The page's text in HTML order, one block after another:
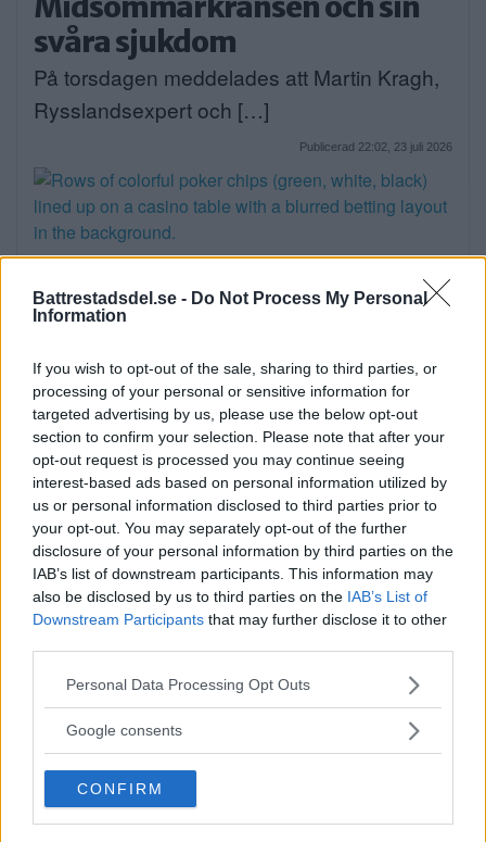
Battrestadsdel.se - Do Not Process My Personal
Information
If you wish to opt-out of the sale, sharing to third parties, or
processing of your personal or sensitive information for
targeted advertising by us, please use the below opt-out
section to confirm your selection. Please note that after your
opt-out request is processed you may continue seeing
interest-based ads based on personal information utilized by
us or personal information disclosed to third parties prior to
your opt-out. You may separately opt-out of the further
disclosure of your personal information by third parties on the
IAB’s list of downstream participants. This information may
also be disclosed by us to third parties on the IAB’s List of
Downstream Participants that may further disclose it to other
Please note that this website/app uses one or more Google
not limited to your visit or usage behaviour. You may click to
use your data for below specified purposes in below Google
consent section.
Personal Data Processing Opt Outs
Google consents
CONFIRM
svåra sjukdom
På torsdagen meddelades att Martin Kragh,
Rysslandsexpert och […]
Publicerad 22:02, 23 juli 2026
etablerade spelbolag?
spelmarknaden både […]
Publicerad 05:00, 23 juli 2026
Flotte utanför Rävudden
upprör
Sedan början av juni har en bastuflotte i två
[…]
Fler Nyheter »
ÅSIKTER: DEBATT -
INSÄNDARE - KRÖNIKOR